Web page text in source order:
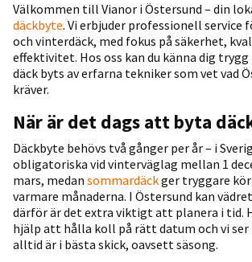
Välkommen till Vianor i Östersund – din
däckbyte. Vi erbjuder professionell service
och vinterdäck, med fokus på säkerhet,
effektivitet. Hos oss kan du känna dig
däck byts av erfarna tekniker som vet vad
kräver.
När är det dags att byta
Däckbyte behövs två gånger per år – i
obligatoriska vid vinterväglag mellan 1
mars, medan sommardäckger tryggare
varmare månaderna. I Östersund kan
därför är det extra viktigt att planera i tid.
hjälp att hålla koll på rätt datum och vi
alltid är i bästa skick, oavsett säsong.